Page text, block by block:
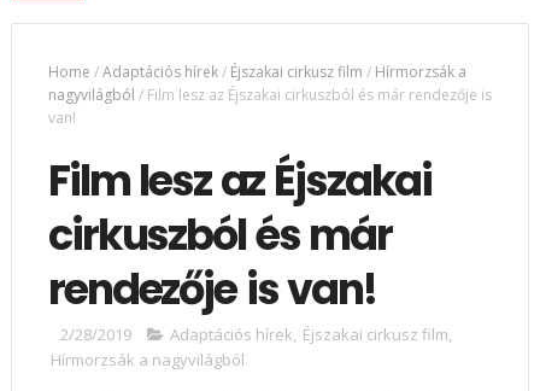
Home /Adaptációs hírek/ Éjszakai cirkusz film / Hírmorzsák a
nagyvilágból / Film lesz az Éjszakai cirkuszból és már rendezője is
van!
Film lesz az Éjszakai
cirkuszból és már
rendezője is van!
2/28/2019 Adaptációs hírek, Éjszakai cirkusz film,
Hírmorzsák a nagyvilágból